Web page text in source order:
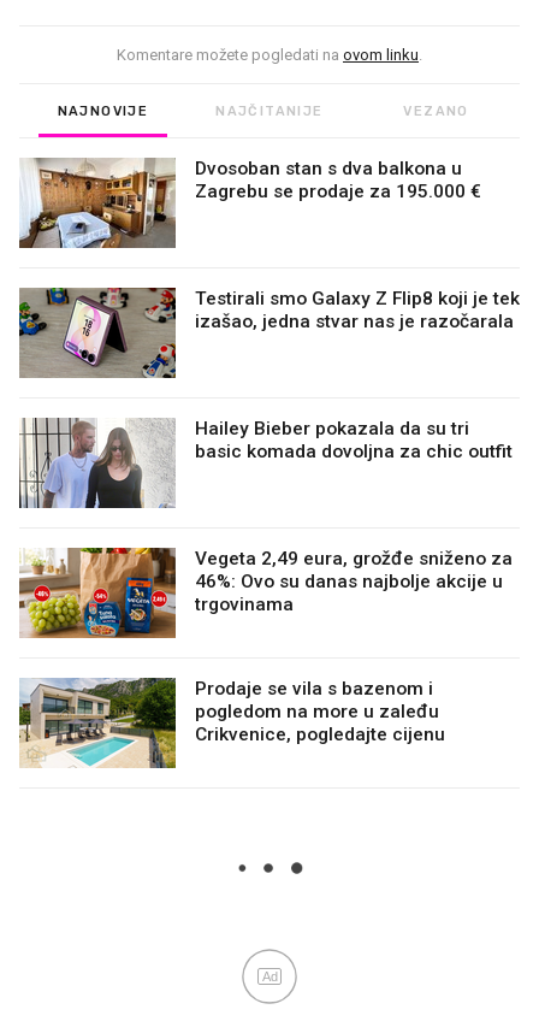
Komentare možete pogledati na ovom linku.
NAJNOVIJE NAJČITANIJE VEZANO
Dvosoban stan s dva balkona u
Zagrebu se prodaje za 195.000 €
Testirali smo Galaxy Z Flip8 koji je tek
izašao, jedna stvar nas je razočarala
Hailey Bieber pokazala da su tri
basic komada dovoljna za chic outfit
Vegeta 2,49 eura, grožđe sniženo za
46%: Ovo su danas najbolje akcije u
trgovinama
Prodaje se vila s bazenom i
pogledom na more u zaleđu
Crikvenice, pogledajte cijenu
Ad